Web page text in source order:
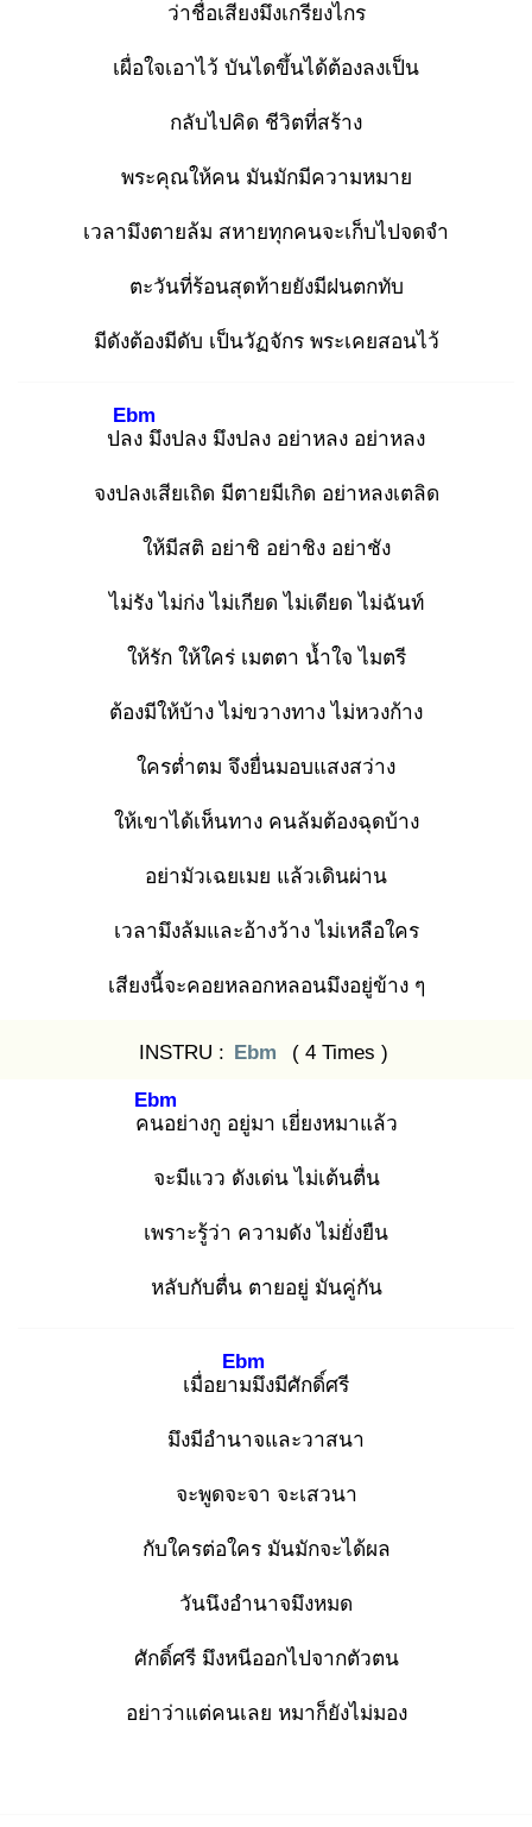
ว่าชื่อเสียงมึงเกรียงไกร
เผื่อใจเอาไว้ บันไดขึ้นได้ต้องลงเป็น
กลับไปคิด ชีวิตที่สร้าง
พระคุณให้คน มันมักมีความหมาย
เวลามึงตายล้ม สหายทุกคนจะเก็บไปจดจำ
ตะวันที่ร้อนสุดท้ายยังมีฝนตกทับ
มีดังต้องมีดับ เป็นวัฏจักร พระเคยสอนไว้
ปลง
Ebm
มึงปลง มึงปลง อย่าหลง อย่าหลง
จงปลงเสียเถิด มีตายมีเกิด อย่าหลงเตลิด
ให้มีสติ อย่าชิ อย่าชิง อย่าชัง
ไม่รัง ไม่ก่ง ไม่เกียด ไม่เดียด ไม่ฉันท์
ให้รัก ให้ใคร่ เมตตา น้ำใจ ไมตรี
ต้องมีให้บ้าง ไม่ขวางทาง ไม่หวงก้าง
ใครต่ำตม จึงยื่นมอบแสงสว่าง
ให้เขาได้เห็นทาง คนล้มต้องฉุดบ้าง
อย่ามัวเฉยเมย แล้วเดินผ่าน
เวลามึงล้มและอ้างว้าง ไม่เหลือใคร
เสียงนี้จะคอยหลอกหลอนมึงอยู่ข้าง ๆ
INSTRU : Ebm ( 4 Times )
คน
Ebm
อย่างกู อยู่มา เยี่ยงหมาแล้ว
จะมีแวว ดังเด่น ไม่เต้นตื่น
เพราะรู้ว่า ความดัง ไม่ยั่งยืน
หลับกับตื่น ตายอยู่ มันคู่กัน
เมื่อยาม
Ebm
มึงมีศักดิ์ศรี
มึงมีอำนาจและวาสนา
จะพูดจะจา จะเสวนา
กับใครต่อใคร มันมักจะได้ผล
วันนึงอำนาจมึงหมด
ศักดิ์ศรี มึงหนีออกไปจากตัวตน
อย่าว่าแต่คนเลย หมาก็ยังไม่มอง